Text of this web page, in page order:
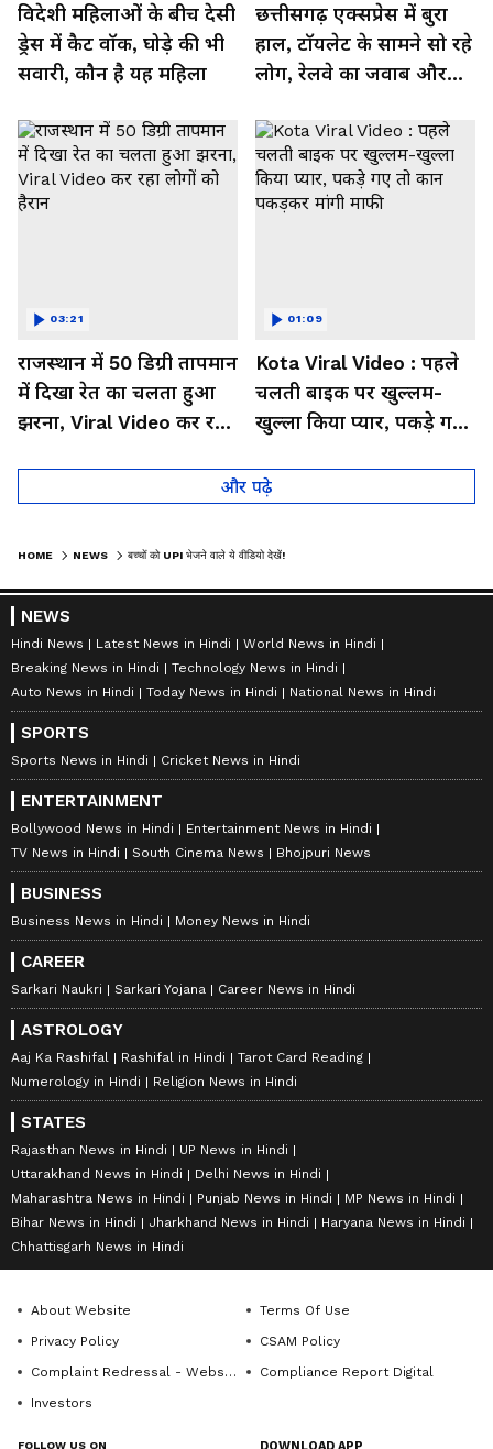
विदेशी महिलाओं के बीच देसी
ड्रेस में कैट वॉक, घोड़े की भी
सवारी, कौन है यह महिला
छत्तीसगढ़ एक्सप्रेस में बुरा
हाल, टॉयलेट के सामने सो रहे
लोग, रेलवे का जवाब और
Video
राजस्थान में 50 डिग्री तापमान
में दिखा रेत का चलता हुआ
झरना, Viral Video कर रहा
03:21
Kota Viral Video : पहले
चलती बाइक पर खुल्लम-
खुल्ला किया प्यार, पकड़े गए
01:09
और पढ़े
HOME NEWS बच्चों को UPI भेजने वाले ये वीडियो देखें!
NEWS
Hindi News Latest News in Hindi
World News in Hindi
Breaking News in Hindi
Technology News in Hindi
Auto News in Hindi
Today News in Hindi National News in Hindi
SPORTS
Sports News in Hindi Cricket News in Hindi
ENTERTAINMENT
Bollywood News in Hindi
Entertainment News in Hindi
TV News in Hindi
South Cinema News Bhojpuri News
BUSINESS
Business News in Hindi Money News in Hindi
CAREER
Sarkari Naukri Sarkari Yojana Career News in Hindi
ASTROLOGY
Aaj Ka Rashifal Rashifal in Hindi
Tarot Card Reading
Numerology in Hindi
Religion News in Hindi
STATES
Rajasthan News in Hindi
UP News in Hindi
Uttarakhand News in Hindi
Delhi News in Hindi
Maharashtra News in Hindi
Punjab News in Hindi
MP News in Hindi
Bihar News in Hindi
Jharkhand News in Hindi
Haryana News in Hindi
Chhattisgarh News in Hindi
About Website
Terms Of Use
Privacy Policy
CSAM Policy
Complaint Redressal - Website
Compliance Report Digital
Investors
FOLLOW US ON DOWNLOAD APP